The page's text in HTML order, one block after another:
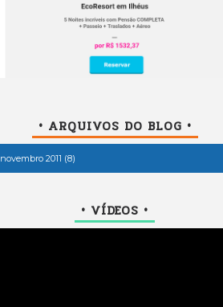
• ARQUIVOS DO BLOG •
• VÍDEOS •